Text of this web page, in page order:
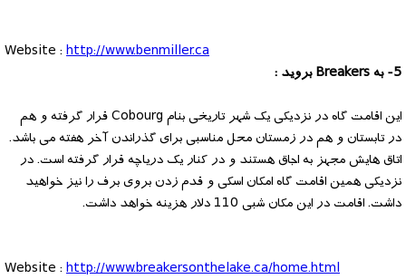
Website :http://www.benmiller.ca
5- به Breakers بروید :
این اقامت گاه در نزدیکی یک شهر تاریخی بنام Cobourg قرار گرفته و هم
در تابستان و هم در زمستان محل مناسبی برای گذراندن آخر هفته می باشد.
اتاق هایش مجهز به اجاق هستند و در کنار یک دریاچه قرار گرفته است. در
نزدیکی همین اقامت گاه امکان اسکی و قدم زدن بروی برف را نیز خواهید
داشت. اقامت در این مکان شبی 110 دلار هزینه خواهد داشت.
Website :http://www.breakersonthelake.ca/home.html